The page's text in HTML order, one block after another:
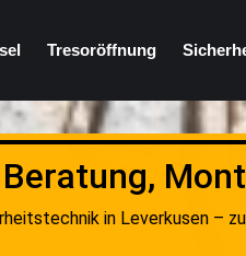
Tresoröffnung
in Leverkusen –